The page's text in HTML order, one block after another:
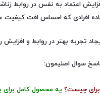
اعتماد به نفس در روابط
افرادی که احساس افت کیفیت
تجربه بهتر در روابط و
سوال اصلیمون:
برای چیست؟ یه محصول کامل